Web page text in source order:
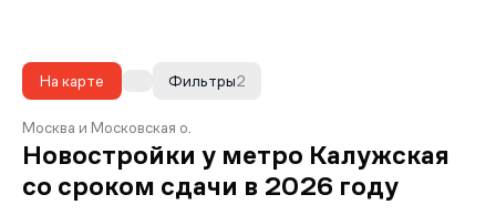
На карте 2
Фильтры
Москва и Московская о.
Новостройки у метро Калужская
со сроком сдачи в 2026 году